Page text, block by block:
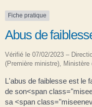
Fiche pratique
Abus de
Vérifié le 07/02/2023 –
(Première ministre),
L'abus de faiblesse est le
de son<span
sa <span